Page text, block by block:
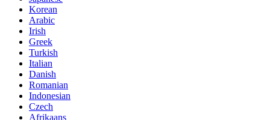
Korean
Arabic
Irish
Greek
Turkish
Italian
Danish
Romanian
Indonesian
Czech
Afrikaans